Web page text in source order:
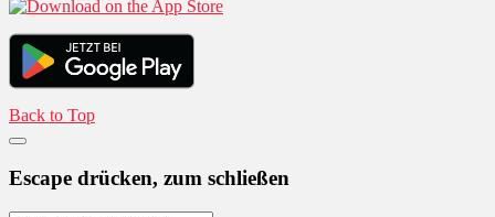
Back to Top
Escape drücken, zum schließen